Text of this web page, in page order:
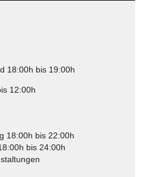
18:00h bis 19:00h
12:00h
18:00h bis 22:00h
bis 24:00h